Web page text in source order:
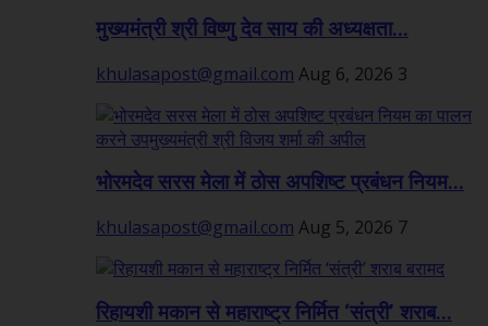
मुख्यमंत्री श्री विष्णु देव साय की अध्यक्षता...
khulasapost@gmail.com Aug 6, 2026 3
भोरमदेव सरस मेला में ठोस अपशिष्ट प्रबंधन नियम...
khulasapost@gmail.com Aug 5, 2026 7
रिहायशी मकान से महाराष्ट्र निर्मित ‘संत्री’ शराब...